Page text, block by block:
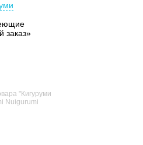
заказ»
"Кигуруми
Nuigurumi